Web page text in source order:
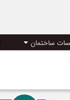
ساختمان